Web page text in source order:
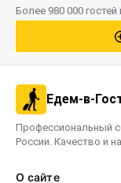
Более 980 000
Едем-в-
Профессиональный
России. Качество и
О сайте